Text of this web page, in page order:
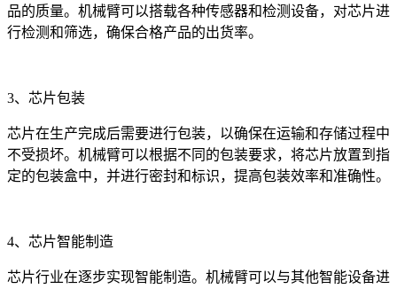
品的质量。机械臂可以搭载各种传感器和检测设备，对芯片进
行检测和筛选，确保合格产品的出货率。
3、芯片包装
芯片在生产完成后需要进行包装，以确保在运输和存储过程中
不受损坏。机械臂可以根据不同的包装要求，将芯片放置到指
定的包装盒中，并进行密封和标识，提高包装效率和准确性。
4、芯片智能制造
芯片行业在逐步实现智能制造。机械臂可以与其他智能设备进